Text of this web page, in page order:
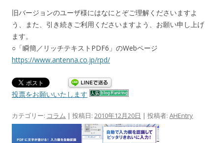
旧バージョンのユーザ様にはなにとぞご理解くださいますよ
う、また、引き続きご利用くださいますよう、お願い申し上げ
ます。
○「瞬簡／リッチテキストPDF6」のWebページ
https://www.antenna.co.jp/rpd/
投票をお願いいたします
カテゴリー: コラム | 投稿日: 2010年12月20日 | 投稿者: AHEntry